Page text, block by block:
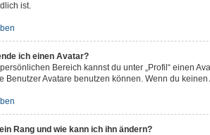
ist.
ich einen Avatar?
Bereich kannst du unter „Profil“ einen
Benutzer Avatare benutzen können. Wenn du
Rang und wie kann ich ihn ändern?